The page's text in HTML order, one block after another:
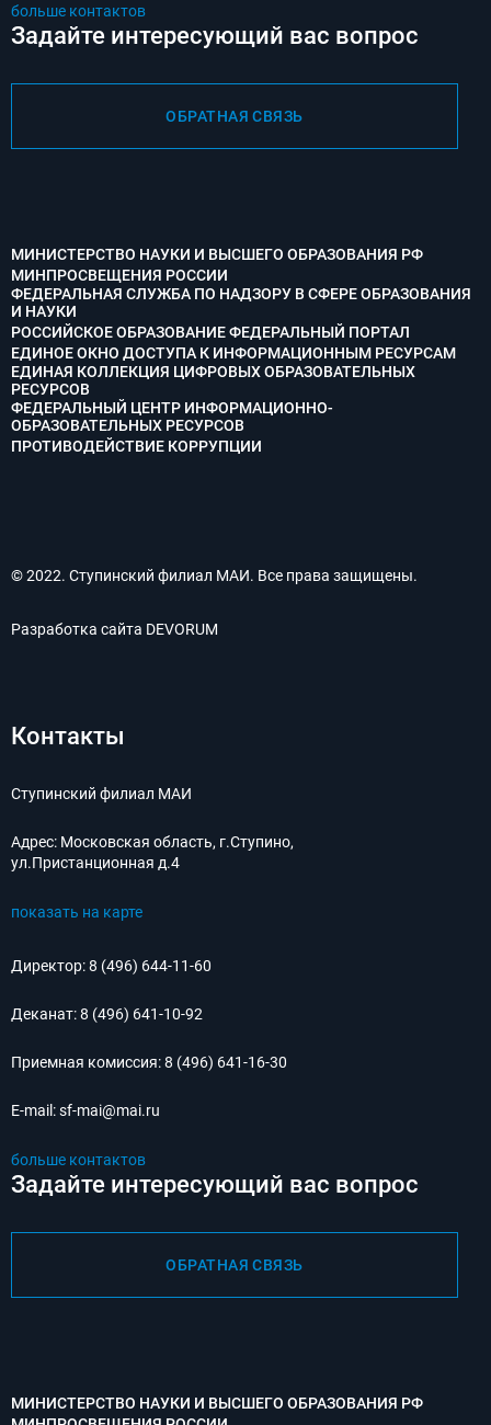
больше контактов
Задайте интересующий вас вопрос
ОБРАТНАЯ СВЯЗЬ
МИНИСТЕРСТВО НАУКИ И ВЫСШЕГО ОБРАЗОВАНИЯ РФ
МИНПРОСВЕЩЕНИЯ РОССИИ
ФЕДЕРАЛЬНАЯ СЛУЖБА ПО НАДЗОРУ В СФЕРЕ ОБРАЗОВАНИЯ
И НАУКИ
РОССИЙСКОЕ ОБРАЗОВАНИЕ ФЕДЕРАЛЬНЫЙ ПОРТАЛ
ЕДИНОЕ ОКНО ДОСТУПА К ИНФОРМАЦИОННЫМ РЕСУРСАМ
ЕДИНАЯ КОЛЛЕКЦИЯ ЦИФРОВЫХ ОБРАЗОВАТЕЛЬНЫХ
РЕСУРСОВ
ФЕДЕРАЛЬНЫЙ ЦЕНТР ИНФОРМАЦИОННО-
ОБРАЗОВАТЕЛЬНЫХ РЕСУРСОВ
ПРОТИВОДЕЙСТВИЕ КОРРУПЦИИ
© 2022. Ступинский филиал МАИ. Все права защищены.
Разработка сайта DEVORUM
Контакты
Ступинский филиал МАИ
Адрес: Московская область, г.Ступино,
ул.Пристанционная д.4
показать на карте
Директор:8 (496) 644-11-60
Деканат:8 (496) 641-10-92
Приемная комиссия:8 (496) 641-16-30
E-mail:sf-mai@mai.ru
больше контактов
Задайте интересующий вас вопрос
ОБРАТНАЯ СВЯЗЬ
МИНИСТЕРСТВО НАУКИ И ВЫСШЕГО ОБРАЗОВАНИЯ РФ